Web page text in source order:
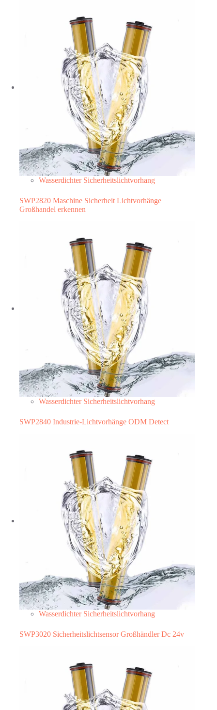
Wasserdichter Sicherheitslichtvorhang
SWP2820 Maschine Sicherheit Lichtvorhänge
Großhandel erkennen
Wasserdichter Sicherheitslichtvorhang
SWP2840 Industrie-Lichtvorhänge ODM Detect
Wasserdichter Sicherheitslichtvorhang
SWP3020 Sicherheitslichtsensor Großhändler Dc 24v